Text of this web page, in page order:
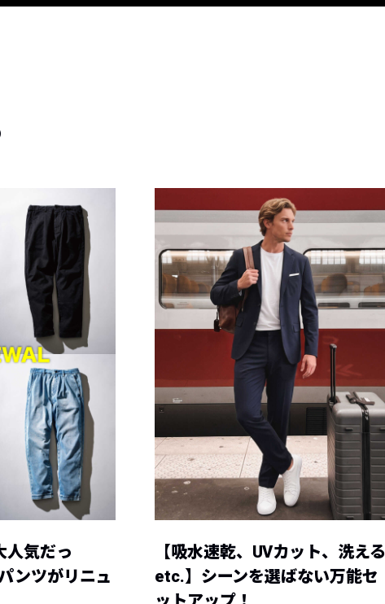
人気だっ
ンツがリニュ
【吸水速乾、UVカット、洗える
etc.】シーンを選ばない万能セ